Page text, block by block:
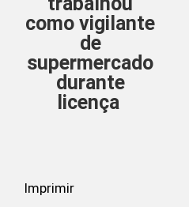
como vigilante
de
supermercado
durante
licença
Imprimir